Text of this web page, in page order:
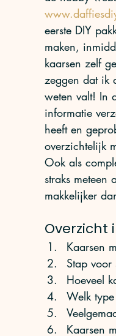
eerste DIY
maken,
kaarsen zelf
zeggen dat ik
weten valt! In
informatie
heeft en
overzichtelijk
Ook als
straks meteen
makkelijker
Overzicht
Kaarsen
Stap voor
Hoeveel
Welk
Kaarsen